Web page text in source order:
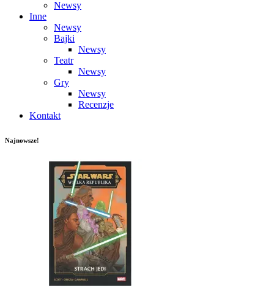
Newsy
Inne
Newsy
Bajki
Newsy
Teatr
Newsy
Gry
Newsy
Recenzje
Kontakt
Najnowsze!